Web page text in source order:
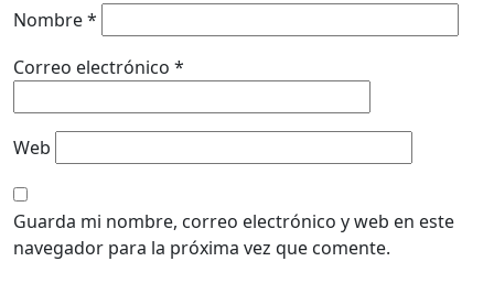
Nombre*
Correo electrónico *
Web
Guarda mi nombre, correo electrónico y web en este
navegador para la próxima vez que comente.